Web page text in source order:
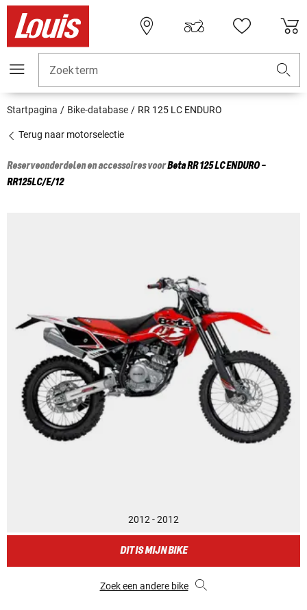
Zoekterm
Startpagina Bike-database RR 125 LC ENDURO
Terug naar motorselectie
Reserveonderdelen en accessoires voorBetaRR 125 LC ENDURO -
RR125LC/E/12
2012 - 2012
DIT IS MIJN BIKE
Zoek een andere bike